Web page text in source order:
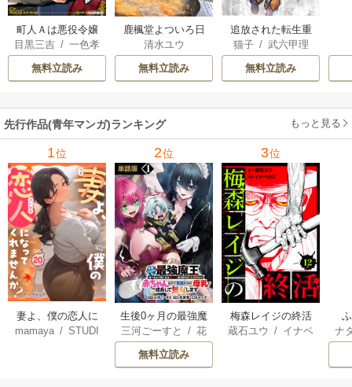
町人Ａは悪役令嬢
をどうしても救い
たい ～どぶと空
と氷の姫君～
目黒三吉 /一色孝
太郎 / Parum
無料立読み
鹿楓堂よついろ日
和
清水ユウ
無料立読み
追放された転生重
騎士はゲーム知識
で無双する
猫子/ 武六甲理
じゃいあん
無料立読み
先行作品(青年マンガ)ランキング もっと見る
1位
妻よ、僕の恋人に
なってくれません
mamaya /STUDI
2位
生後0ヶ月の最強魔
王 食べるだけ強
くなるチート能力
持ち転生者だけど
三河ごーすと /花
房雪/マップ
無料立読み
3位
梅森レイジの終活
蔵石ユウ / イナベ
ナ
核